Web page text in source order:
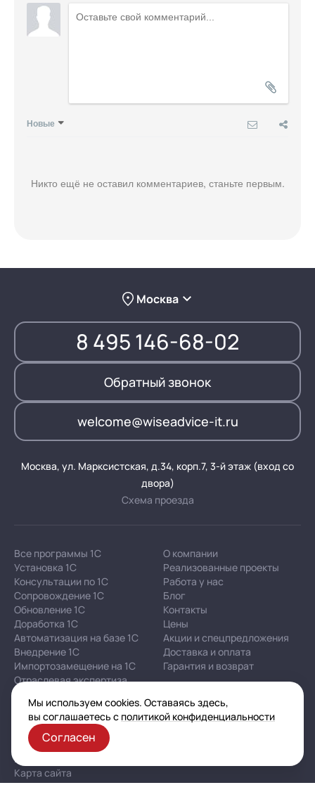
Новые
Никто ещё не оставил комментариев, станьте первым.
Москва
8 495 146-68-02
Обратный звонок
welcome@wiseadvice-it.ru
Москва, ул. Марксистская, д.34, корп.7, 3-й этаж (вход со
двора)
Схема проезда
Все программы 1С
Установка 1С
Консультации по 1С
Сопровождение 1С
Обновление 1С
Доработка 1С
Автоматизация на базе 1С
Внедрение 1С
Импортозамещение на 1С
Отраслевая экспертиза
О компании
Реализованные проекты
Работа у нас
Блог
Контакты
Цены
Акции и спецпредложения
Доставка и оплата
Гарантия и возврат
Корпоративная политика в отношении персональных
данных
Политика конфиденциальности
Публичная оферта
Карта сайта
Мы используем cookies. Оставаясь здесь,
вы соглашаетесь с политикой конфиденциальности
Согласен